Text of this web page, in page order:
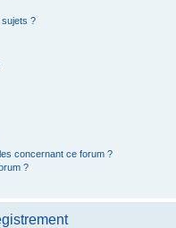
?
concernant ce forum ?
?